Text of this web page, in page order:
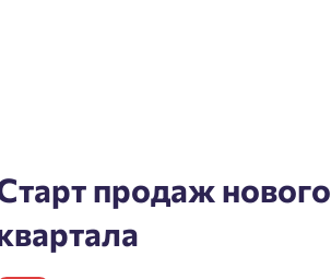
продаж нового